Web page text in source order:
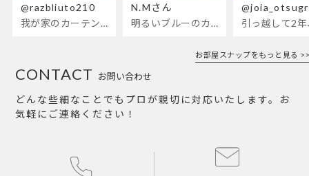
@razbliuto210
我が家のカーテンが新しくなりました🌼早起きが超絶苦手な私が、思わず朝カーテンを開けて光合成するようになったステンドグラスカーテン…！
N.Mさん
明るいブルーのカーテンで、部屋全体が明るく。白を基調とした部屋にぴったりです。
お部屋スナップをもっと見る >>
お問い合わせ
CONTACT
どんな些細なことでもプロが親切に対応いたします。お
気軽にご連絡ください！